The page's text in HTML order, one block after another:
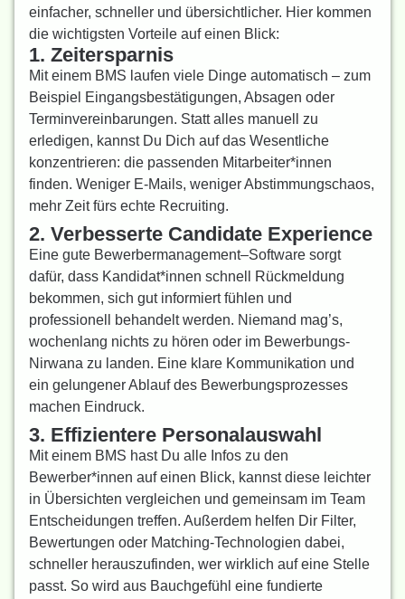
einfacher, schneller und übersichtlicher. Hier kommen
die wichtigsten Vorteile auf einen Blick:
1. Zeitersparnis
Mit einem BMS laufen viele Dinge automatisch – zum
Beispiel Eingangsbestätigungen, Absagen oder
Terminvereinbarungen. Statt alles manuell zu
erledigen, kannst Du Dich auf das Wesentliche
konzentrieren: die passenden Mitarbeiter*innen
finden. Weniger E-Mails, weniger Abstimmungschaos,
mehr Zeit fürs echte Recruiting.
2. Verbesserte Candidate Experience
Eine gute Bewerbermanagement–Software sorgt
dafür, dass Kandidat*innen schnell Rückmeldung
bekommen, sich gut informiert fühlen und
professionell behandelt werden. Niemand mag’s,
wochenlang nichts zu hören oder im Bewerbungs-
Nirwana zu landen. Eine klare Kommunikation und
ein gelungener Ablauf des Bewerbungsprozesses
machen Eindruck.
3. Effizientere Personalauswahl
Mit einem BMS hast Du alle Infos zu den
Bewerber*innen auf einen Blick, kannst diese leichter
in Übersichten vergleichen und gemeinsam im Team
Entscheidungen treffen. Außerdem helfen Dir Filter,
Bewertungen oder Matching-Technologien dabei,
schneller herauszufinden, wer wirklich auf eine Stelle
passt. So wird aus Bauchgefühl eine fundierte